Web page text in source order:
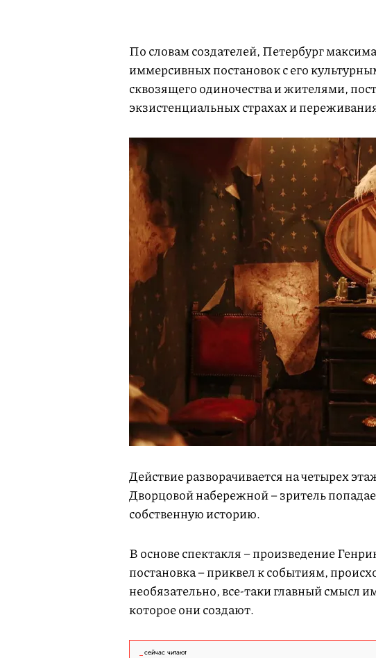
По словам создателей, Петербург
иммерсивных постановок с его
сквозящего одиночества и жителями,
экзистенциальных страхах и
Действие разворачивается на четырех
Дворцовой набережной – зритель
собственную историю.
В основе спектакля – произведение
постановка – приквел к событиям,
необязательно, все-таки главный смысл
которое они создают.
сейчас читают